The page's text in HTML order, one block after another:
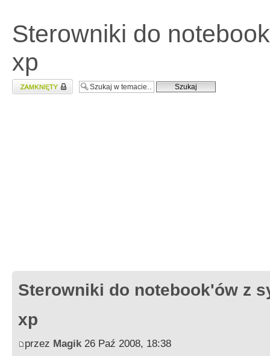
Sterowniki do
xp
Zablokowany temat
Sterowniki do notebook'ów z
xp
przez Magik26 Paź 2008, 18:38